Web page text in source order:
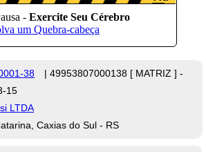
38
| 49953807000138 [ MATRIZ ] -
15
LTDA
Caxias do Sul - RS